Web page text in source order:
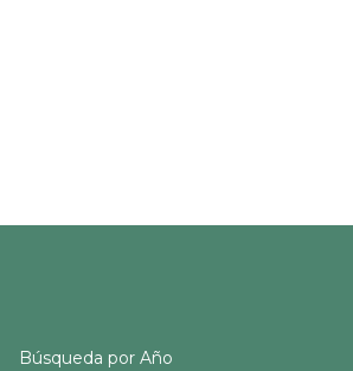
Búsqueda por Año